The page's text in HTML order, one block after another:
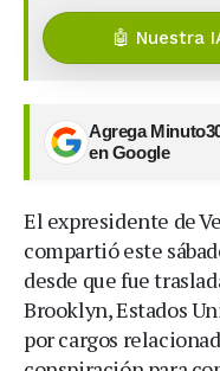
🤖 Nuestra
Agrega
en Google
El expresidente de
compartió este
desde que fue
Brooklyn, Estados
por cargos